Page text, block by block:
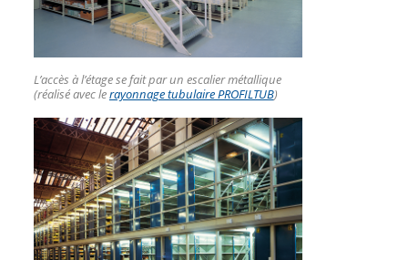
L’accès à l’étage se fait par un escalier métallique
(réalisé avec lerayonnage tubulaire PROFILTUB)